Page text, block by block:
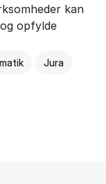
kan
opfylde
Jura
og